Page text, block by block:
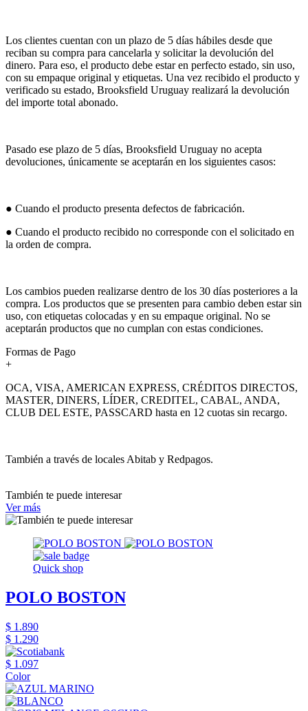
Los clientes cuentan con un plazo de 5 días hábiles desde que
reciban su compra para cancelarla y solicitar la devolución del
dinero. Para eso, el producto debe estar en perfecto estado, sin uso,
con su empaque original y etiquetas. Una vez recibido el producto y
verificado su estado, Brooksfield Uruguay realizará la devolución
del importe total abonado.
Pasado ese plazo de 5 días, Brooksfield Uruguay no acepta
devoluciones, únicamente se aceptarán en los siguientes casos:
● Cuando el producto presenta defectos de fabricación.
● Cuando el producto recibido no corresponde con el solicitado en
la orden de compra.
Los cambios pueden realizarse dentro de los 30 días posteriores a la
compra. Los productos que se presenten para cambio deben estar sin
uso, con etiquetas colocadas y en su empaque original. No se
aceptarán productos que no cumplan con estas condiciones.
Formas de Pago
+
OCA, VISA, AMERICAN EXPRESS, CRÉDITOS DIRECTOS,
MASTER, DINERS, LÍDER, CREDITEL, CABAL, ANDA,
CLUB DEL ESTE, PASSCARD hasta en 12 cuotas sin recargo.
También a través de locales Abitab y Redpagos.
También te puede interesar
Ver más
Quick shop
POLO BOSTON
$ 1.890
$ 1.290
$ 1.097
Color